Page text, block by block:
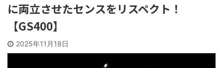
に両立させたセンスをリスペクト！
【GS400】
2025年11月18日